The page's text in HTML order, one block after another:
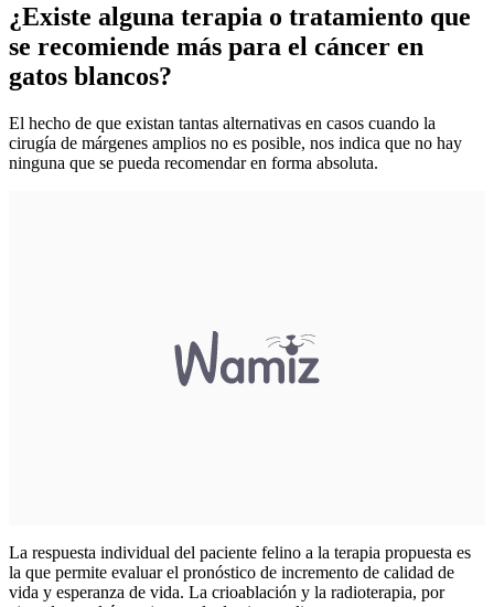
¿Existe alguna terapia o tratamiento que
se recomiende más para el cáncer en
gatos blancos?
El hecho de que existan tantas alternativas en casos cuando la
cirugía de márgenes amplios no es posible, nos indica que no hay
ninguna que se pueda recomendar en forma absoluta.
La respuesta individual del paciente felino a la terapia propuesta es
la que permite evaluar el pronóstico de incremento de calidad de
vida y esperanza de vida. La crioablación y la radioterapia, por